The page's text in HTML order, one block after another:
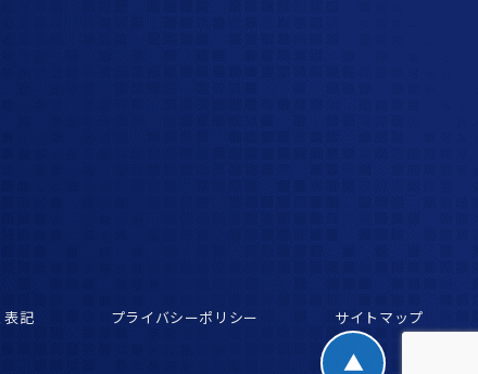
表記 プライバシーポリシー サイトマップ
▲